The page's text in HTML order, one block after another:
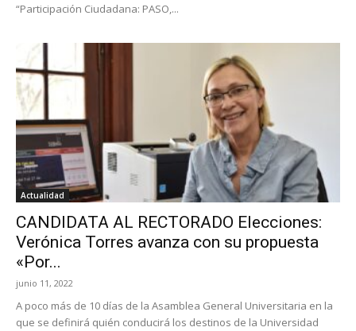
“Participación Ciudadana: PASO,...
Actualidad
CANDIDATA AL RECTORADO Elecciones:
Verónica Torres avanza con su propuesta
«Por...
junio 11, 2022
A poco más de 10 días de la Asamblea General Universitaria en la
que se definirá quién conducirá los destinos de la Universidad